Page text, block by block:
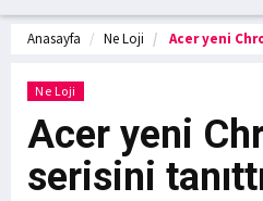
Anasayfa Ne Loji Acer yeni
Ne Loji
Acer yeni
serisini